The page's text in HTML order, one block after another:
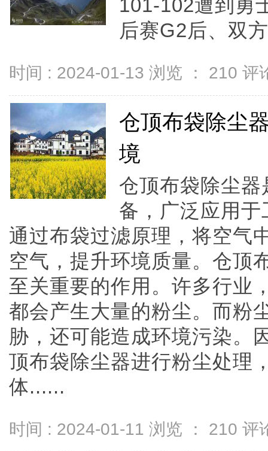
101-102遭到勇
后赛G2后、双
时间 : 2024-01-13 浏览 ： 210 评
仓顶布袋除尘
境
仓顶布袋除尘
备，广泛应用
通过布袋过滤原理，将空气
空气，提升环境质量。仓顶
至关重要的作用。许多行业
都会产生大量的粉尘。而粉
胁，还可能造成环境污染。
顶布袋除尘器进行粉尘处理
体......
时间 : 2024-01-11 浏览 ： 210 评